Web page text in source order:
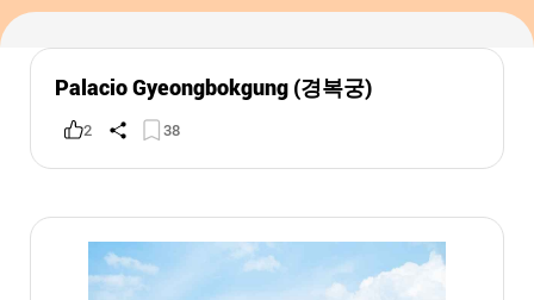
Palacio Gyeongbokgung (경복궁)
2 38